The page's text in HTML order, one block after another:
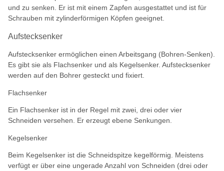
und zu senken. Er ist mit einem Zapfen ausgestattet und ist für
Schrauben mit zylinderförmigen Köpfen geeignet.
Aufstecksenker
Aufstecksenker ermöglichen einen Arbeitsgang (Bohren-Senken).
Es gibt sie als Flachsenker und als Kegelsenker. Aufstecksenker
werden auf den Bohrer gesteckt und fixiert.
Flachsenker
Ein Flachsenker ist in der Regel mit zwei, drei oder vier
Schneiden versehen. Er erzeugt ebene Senkungen.
Kegelsenker
Beim Kegelsenker ist die Schneidspitze kegelförmig. Meistens
verfügt er über eine ungerade Anzahl von Schneiden (drei oder